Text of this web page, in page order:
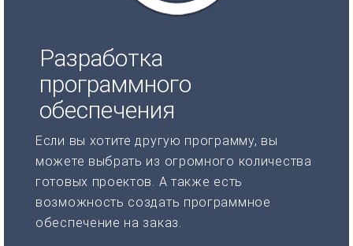
Разработка
программного
обеспечения
Если вы хотите другую программу, вы
можете выбрать из огромного количества
готовых проектов. А также есть
возможность создать программное
обеспечение на заказ.